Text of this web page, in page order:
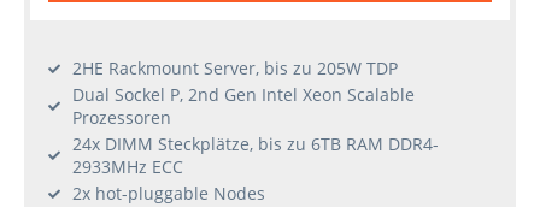
2HE Rackmount Server, bis zu 205W TDP
Dual Sockel P, 2nd Gen Intel Xeon Scalable
Prozessoren
24x DIMM Steckplätze, bis zu 6TB RAM DDR4-
2933MHz ECC
2x hot-pluggable Nodes